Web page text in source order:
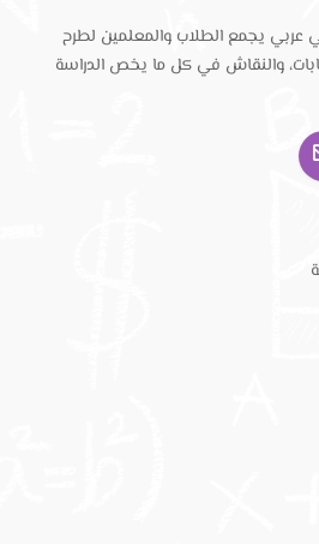
يجمع الطلاب والمعلمين لطرح
والنقاش في كل ما يخص الدراسة